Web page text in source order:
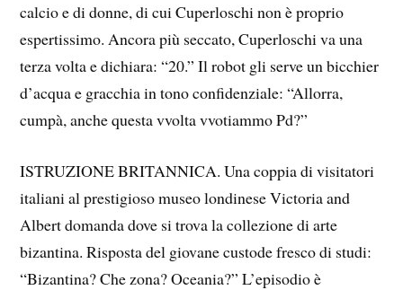
calcio e di donne, di cui Cuperloschi non è proprio
espertissimo. Ancora più seccato, Cuperloschi va una
terza volta e dichiara: “20.” Il robot gli serve un bicchier
d’acqua e gracchia in tono confidenziale: “Allorra,
cumpà, anche questa vvolta vvotiammo Pd?”
ISTRUZIONE BRITANNICA. Una coppia di visitatori
italiani al prestigioso museo londinese Victoria and
Albert domanda dove si trova la collezione di arte
bizantina. Risposta del giovane custode fresco di studi:
“Bizantina? Che zona? Oceania?” L’episodio è